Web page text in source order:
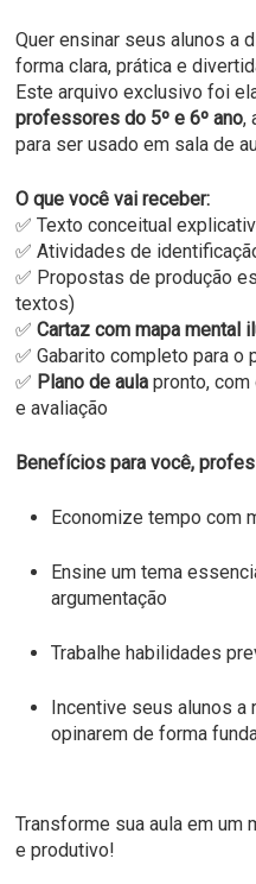
original
era:
R$ 10,50.
é:
Quer ensinar seus alunos a
forma clara, prática e
Este arquivo exclusivo foi
professores do 5º e 6º ano,
para ser usado em sala de
O que você vai receber:
✅ Texto conceitual
✅ Atividades de
✅ Propostas de produção
textos)
✅Cartaz com mapa mental
✅ Gabarito completo para o
✅ Plano de aula pronto, com
e avaliação
Benefícios para você,
Economize tempo com
Ensine um tema
argumentação
Trabalhe habilidades
Incentive seus alunos
opinarem de forma
Transforme sua aula em um
e produtivo!